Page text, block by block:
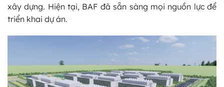
xây dựng. Hiện tại, BAF đã sẵn sàng mọi nguồn lực để
triển khai dự án.